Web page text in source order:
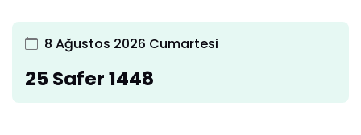
8 Ağustos 2026 Cumartesi
25 Safer 1448